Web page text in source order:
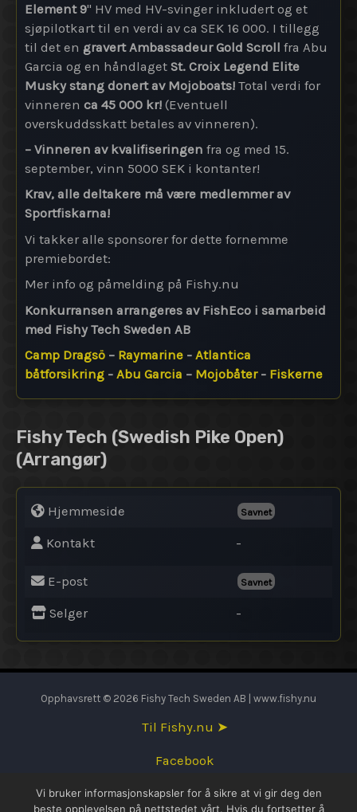
Element 9" HV med HV-svinger inkludert og et
sjøpilotkart til en verdi av ca SEK 16 000. I tillegg
til det en gravert Ambassadeur Gold Scroll fra Abu
Garcia og en håndlaget St. Croix Legend Elite
Musky stang donert av Mojoboats! Total verdi for
vinneren ca 45 000 kr! (Eventuell
overskuddsskatt betales av vinneren).
– Vinneren av kvalifiseringen fra og med 15.
september, vinn 5000 SEK i kontanter!
Krav, alle deltakere må være medlemmer av
Sportfiskarna!
Vi takker alle sponsorer for dette fornemme
premiebordet:
Mer info og påmelding på Fishy.nu
Konkurransen arrangeres av FishEco i samarbeid
med Fishy Tech Sweden AB
Camp Dragsö – Raymarine - Atlantica
båtforsikring - Abu Garcia – Mojobåter- Fiskerne
Fishy Tech (Swedish Pike Open)
(Arrangør)
Hjemmeside Savnet
Kontakt -
E-post Savnet
Selger -
Opphavsrett © 2026 Fishy Tech Sweden AB | www.fishy.nu
Til Fishy.nu ➤
Facebook
English
Vi bruker informasjonskapsler for å sikre at vi gir deg den
beste opplevelsen på nettstedet vårt. Hvis du fortsetter å